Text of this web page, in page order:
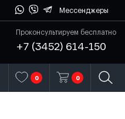
Мессенджеры
Проконсультируем бесплатно
+7 (3452) 614-150
0 0